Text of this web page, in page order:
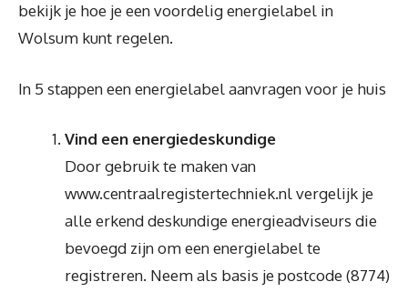
bekijk je hoe je een voordelig energielabel in
Wolsum kunt regelen.
In 5 stappen een energielabel aanvragen voor je huis
Vind een energiedeskundige
Door gebruik te maken van
www.centraalregistertechniek.nl vergelijk je
alle erkend deskundige energieadviseurs die
bevoegd zijn om een energielabel te
registreren. Neem als basis je postcode (8774)